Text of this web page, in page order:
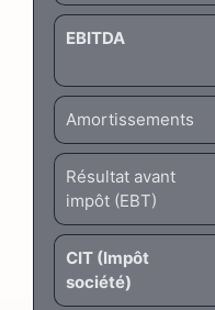
EBITDA
Amortissements
Résultat avant
impôt (EBT)
CIT (Impôt
société)